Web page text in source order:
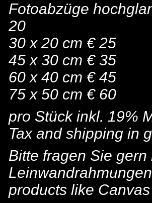
Fotoabzüge
20
30 x 20 cm € 25
45 x 30 cm € 35
60 x 40 cm € 45
75 x 50 cm € 60
pro Stück inkl. 19%
Tax and shipping in
Bitte fragen Sie
products like